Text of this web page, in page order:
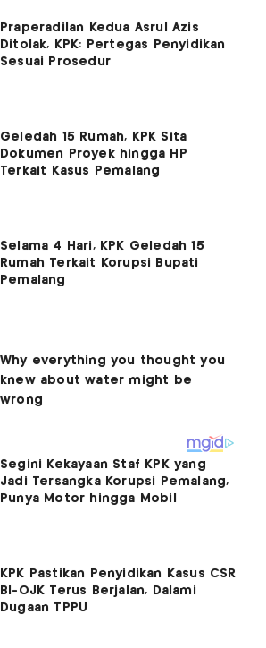
Praperadilan Kedua Asrul Azis
Ditolak, KPK: Pertegas Penyidikan
Sesuai Prosedur
Geledah 15 Rumah, KPK Sita
Dokumen Proyek hingga HP
Terkait Kasus Pemalang
Selama 4 Hari, KPK Geledah 15
Rumah Terkait Korupsi Bupati
Pemalang
Segini Kekayaan Staf KPK yang
Jadi Tersangka Korupsi Pemalang,
Punya Motor hingga Mobil
KPK Pastikan Penyidikan Kasus CSR
BI-OJK Terus Berjalan, Dalami
Dugaan TPPU